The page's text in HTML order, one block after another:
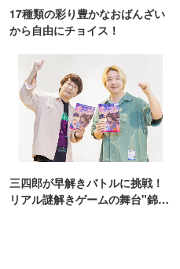
17種類の彩り豊かなおばんざい
から自由にチョイス！
三四郎が早解きバトルに挑戦！
リアル謎解きゲームの舞台"錦糸